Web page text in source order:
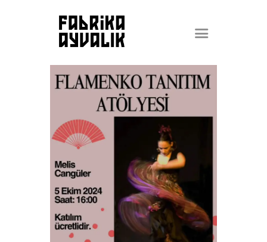
ETKİNLİK PROGRAMI
ETKİNLİK ARŞİVİ
FABRİKA !
SAHNE